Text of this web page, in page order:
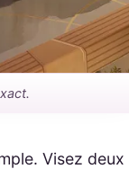
Visez deux